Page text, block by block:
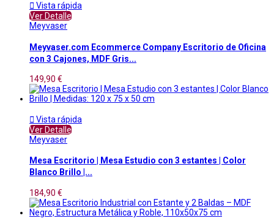
 Vista rápida
Ver Detalle
Meyvaser
Meyvaser.com Ecommerce Company Escritorio de Oficina
con 3 Cajones, MDF Gris...
149,90 €
 Vista rápida
Ver Detalle
Meyvaser
Mesa Escritorio | Mesa Estudio con 3 estantes | Color
Blanco Brillo |...
184,90 €